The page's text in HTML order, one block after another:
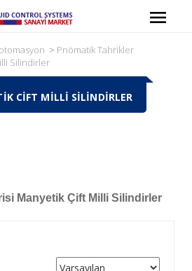
Pnömatik Tahrikler
Silindirler
CIFT MILLI SILINDIRLER
Manyetik Çift Milli Silindirler